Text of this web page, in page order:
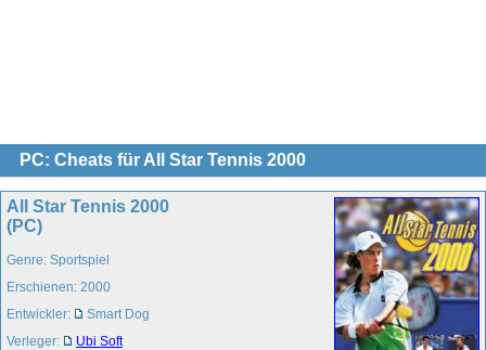
PC: Cheats für All Star Tennis 2000
All Star Tennis 2000
(PC)
Genre: Sportspiel
Erschienen: 2000
Entwickler:
Smart Dog
Verleger:
Ubi Soft